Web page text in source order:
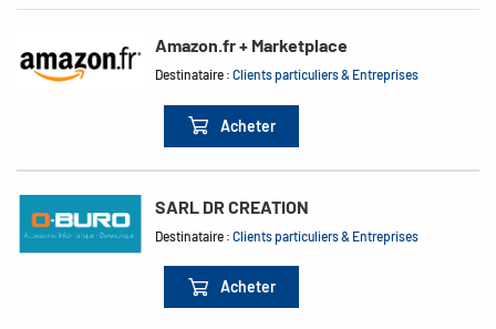
Amazon.fr + Marketplace
Destinataire :Clients particuliers & Entreprises
Acheter
SARL DR CREATION
Destinataire :Clients particuliers & Entreprises
Acheter